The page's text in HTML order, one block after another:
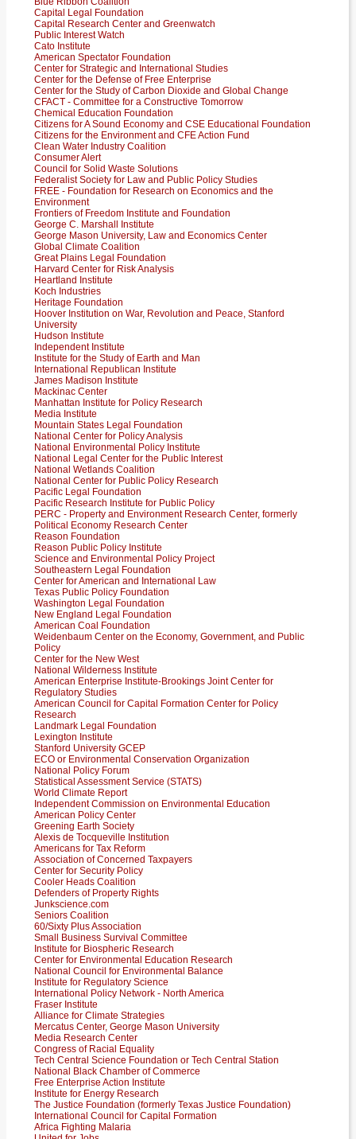
Capital Legal Foundation
Capital Research Center and Greenwatch
Public Interest Watch
Cato Institute
American Spectator Foundation
Center for Strategic and International Studies
Center for the Defense of Free Enterprise
Center for the Study of Carbon Dioxide and Global Change
CFACT - Committee for a Constructive Tomorrow
Chemical Education Foundation
Citizens for A Sound Economy and CSE Educational Foundation
Citizens for the Environment and CFE Action Fund
Clean Water Industry Coalition
Consumer Alert
Council for Solid Waste Solutions
Federalist Society for Law and Public Policy Studies
FREE - Foundation for Research on Economics and the
Environment
Frontiers of Freedom Institute and Foundation
George C. Marshall Institute
George Mason University, Law and Economics Center
Global Climate Coalition
Great Plains Legal Foundation
Harvard Center for Risk Analysis
Heartland Institute
Koch Industries
Heritage Foundation
Hoover Institution on War, Revolution and Peace, Stanford
University
Hudson Institute
Independent Institute
Institute for the Study of Earth and Man
International Republican Institute
James Madison Institute
Mackinac Center
Manhattan Institute for Policy Research
Media Institute
Mountain States Legal Foundation
National Center for Policy Analysis
National Environmental Policy Institute
National Legal Center for the Public Interest
National Wetlands Coalition
National Center for Public Policy Research
Pacific Legal Foundation
Pacific Research Institute for Public Policy
PERC - Property and Environment Research Center, formerly
Political Economy Research Center
Reason Foundation
Reason Public Policy Institute
Science and Environmental Policy Project
Southeastern Legal Foundation
Center for American and International Law
Texas Public Policy Foundation
Washington Legal Foundation
New England Legal Foundation
American Coal Foundation
Weidenbaum Center on the Economy, Government, and Public
Policy
Center for the New West
National Wilderness Institute
American Enterprise Institute-Brookings Joint Center for
Regulatory Studies
American Council for Capital Formation Center for Policy
Research
Landmark Legal Foundation
Lexington Institute
Stanford University GCEP
ECO or Environmental Conservation Organization
National Policy Forum
Statistical Assessment Service (STATS)
World Climate Report
Independent Commission on Environmental Education
American Policy Center
Greening Earth Society
Alexis de Tocqueville Institution
Americans for Tax Reform
Association of Concerned Taxpayers
Center for Security Policy
Cooler Heads Coalition
Defenders of Property Rights
Junkscience.com
Seniors Coalition
60/Sixty Plus Association
Small Business Survival Committee
Institute for Biospheric Research
Center for Environmental Education Research
National Council for Environmental Balance
Institute for Regulatory Science
International Policy Network - North America
Fraser Institute
Alliance for Climate Strategies
Mercatus Center, George Mason University
Media Research Center
Congress of Racial Equality
Tech Central Science Foundation or Tech Central Station
National Black Chamber of Commerce
Free Enterprise Action Institute
Institute for Energy Research
The Justice Foundation (formerly Texas Justice Foundation)
International Council for Capital Formation
Africa Fighting Malaria